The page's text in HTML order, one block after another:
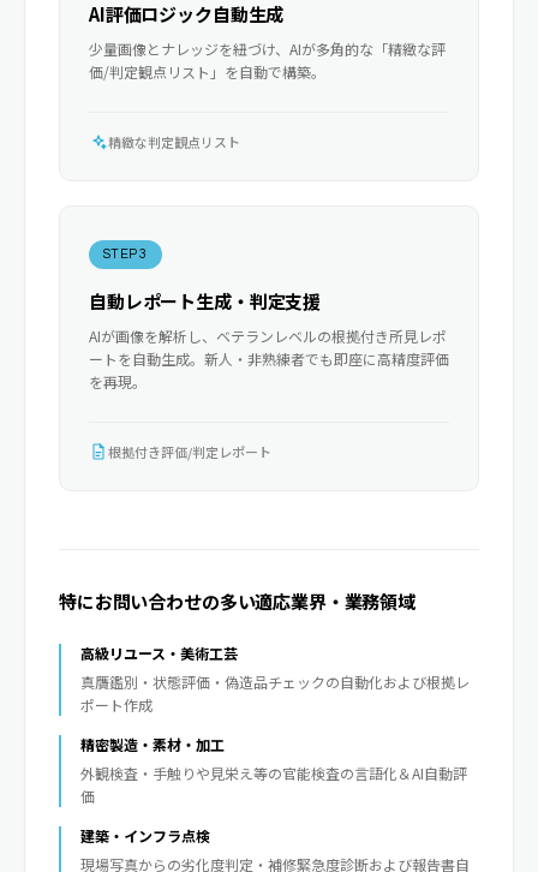
AI評価ロジック自動生成
少量画像とナレッジを紐づけ、AIが多角的な「精緻な評
価/判定観点リスト」を自動で構築。
精緻な判定観点リスト
STEP 3
自動レポート生成・判定支援
AIが画像を解析し、ベテランレベルの根拠付き所見レポ
ートを自動生成。新人・非熟練者でも即座に高精度評価
を再現。
根拠付き評価/判定レポート
特にお問い合わせの多い適応業界・業務領域
高級リユース・美術工芸
真贋鑑別・状態評価・偽造品チェックの自動化および根拠レ
ポート作成
精密製造・素材・加工
外観検査・手触りや見栄え等の官能検査の言語化＆AI自動評
価
建築・インフラ点検
現場写真からの劣化度判定・補修緊急度診断および報告書自